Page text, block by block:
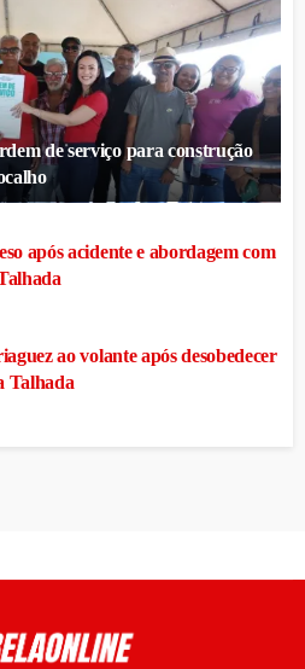
de serviço para construção
após acidente e abordagem com
ao volante após desobedecer
Talhada